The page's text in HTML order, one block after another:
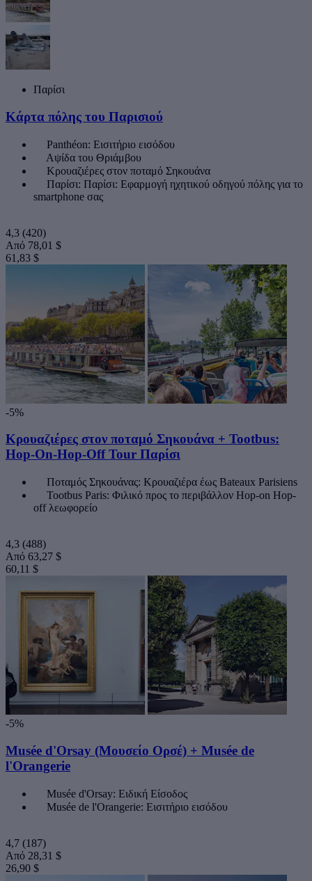
Παρίσι
Κάρτα πόλης του Παρισιού
Panthéon: Εισιτήριο εισόδου
Αψίδα του Θριάμβου
Κρουαζιέρες στον ποταμό Σηκουάνα
Παρίσι: Παρίσι: Εφαρμογή ηχητικού οδηγού πόλης για το
smartphone σας
4,3 (420)
Από 78,01 $
61,83 $
-5%
Κρουαζιέρες στον ποταμό Σηκουάνα + Tootbus:
Hop-On-Hop-Off Tour Παρίσι
Ποταμός Σηκουάνας: Κρουαζιέρα έως Bateaux Parisiens
Tootbus Paris: Φιλικό προς το περιβάλλον Hop-on Hop-
off λεωφορείο
4,3 (488)
Από 63,27 $
60,11 $
-5%
Musée d'Orsay (Moυσείο Ορσέ) + Musée de
l'Orangerie
Musée d'Orsay: Eιδική Είσοδος
Musée de l'Orangerie: Εισιτήριο εισόδου
4,7 (187)
Από 28,31 $
26,90 $